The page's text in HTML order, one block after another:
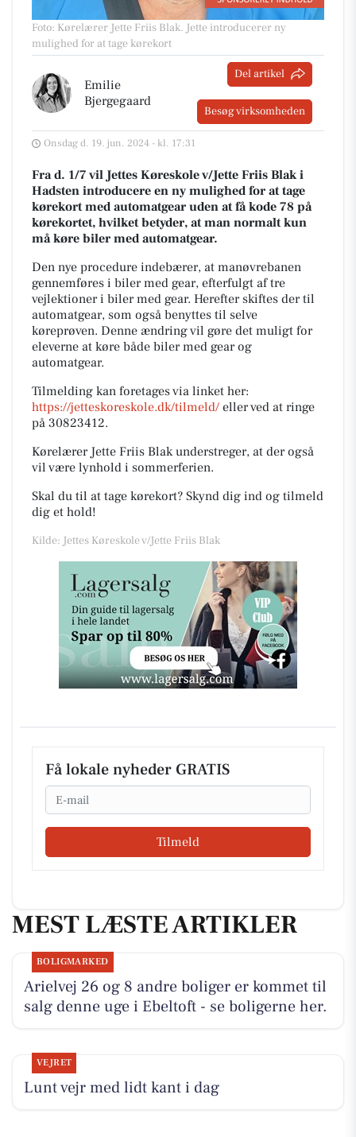
Foto: Kørelærer Jette Friis Blak. Jette introducerer ny
mulighed for at tage kørekort
Emilie
Bjergegaard
Del artikel
Besøg virksomheden
Onsdag d. 19. jun. 2024 - kl. 17:31
Fra d. 1/7 vil Jettes Køreskole v/Jette Friis Blak i
Hadsten introducere en ny mulighed for at tage
kørekort med automatgear uden at få kode 78 på
kørekortet, hvilket betyder, at man normalt kun
må køre biler med automatgear.
Den nye procedure indebærer, at manøvrebanen
gennemføres i biler med gear, efterfulgt af tre
vejlektioner i biler med gear. Herefter skiftes der til
automatgear, som også benyttes til selve
køreprøven. Denne ændring vil gøre det muligt for
eleverne at køre både biler med gear og
automatgear.
Tilmelding kan foretages via linket her:
https://jetteskoreskole.dk/tilmeld/ eller ved at ringe
på 30823412.
Kørelærer Jette Friis Blak understreger, at der også
vil være lynhold i sommerferien.
Skal du til at tage kørekort? Skynd dig ind og tilmeld
dig et hold!
Kilde: Jettes Køreskole v/Jette Friis Blak
Få lokale nyheder GRATIS
Email
Tilmeld
MEST LÆSTE ARTIKLER
BOLIGMARKED
Arielvej 26 og 8 andre boliger er kommet til
salg denne uge i Ebeltoft - se boligerne her.
VEJRET
Lunt vejr med lidt kant i dag